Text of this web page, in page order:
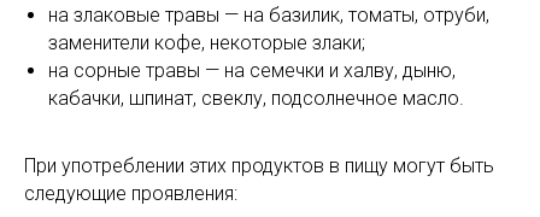
на злаковые травы — на базилик, томаты, отруби,
заменители кофе, некоторые злаки;
на сорные травы — на семечки и халву, дыню,
кабачки, шпинат, свеклу, подсолнечное масло.
При употреблении этих продуктов в пищу могут быть
следующие проявления: